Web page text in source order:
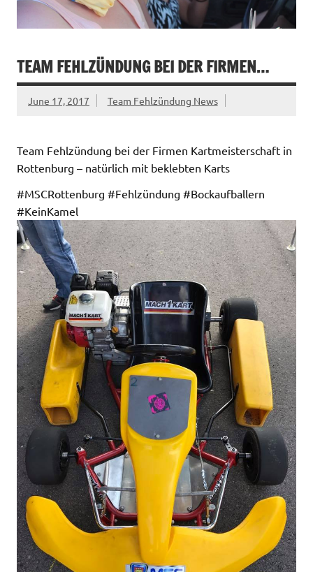
TEAM FEHLZÜNDUNG BEI DER FIRMEN…
June 17, 2017 Team Fehlzündung News
Team Fehlzündung bei der Firmen Kartmeisterschaft in
Rottenburg – natürlich mit beklebten Karts
#MSCRottenburg #Fehlzündung #Bockaufballern
#KeinKamel